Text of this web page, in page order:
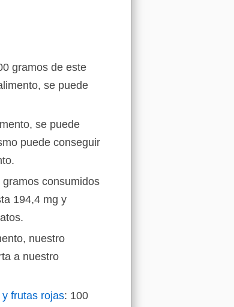
gramos de este
se puede
se puede
puede conseguir
consumidos
194,4 mg y
nuestro
a nuestro
frutas rojas: 100